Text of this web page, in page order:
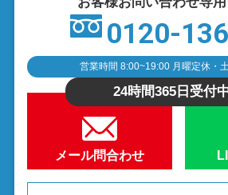
0120-
営業時間 8:00~19:00 月曜定休・
24時間365日受付
メール問合わせ